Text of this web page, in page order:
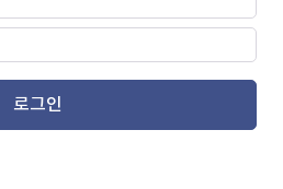
로그인